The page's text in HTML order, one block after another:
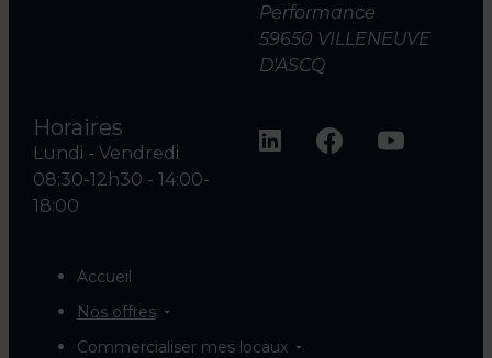
Performance
59650 VILLENEUVE
D'ASCQ
Horaires
Lundi - Vendredi
08:30-12h30 - 14:00-
18:00
Accueil
Nos offres
Commercialiser mes locaux